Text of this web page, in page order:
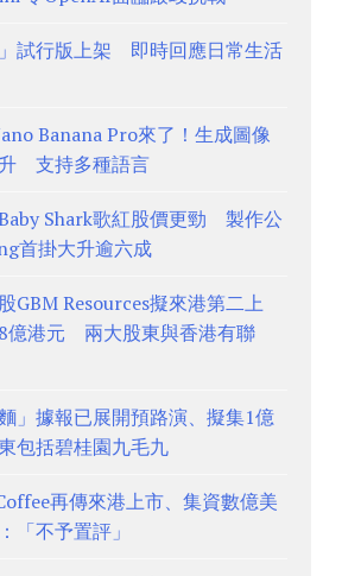
」試行版上架 即時回應日常生活
Banana Pro來了！生成圖像
支持多種語言
Shark歌紅股價更勁 製作公
首掛大升逾六成
GBM Resources擬來港第二上
億港元 兩大股東與香港有聯
麵」據報已展開預路演、擬集1億
包括碧桂園九毛九
再傳來港上市、集資數億美
不予置評」